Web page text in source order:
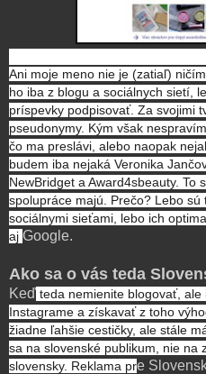
Ani moje meno nie je (zatiaľ)
ho iba z blogu a sociálnych sietí,
príspevky podpisovať. Za svojimi
pseudonymy. Kým však
čo ma preslávi, alebo naopak
budem iba nejaká Veronika
NewBridget a Award4sbeauty. To
spolupráce majú. Prečo? Lebo
sociálnymi sieťami, lebo ich
aj Google.
Ako sa o vás teda
Keď teda nemienite blogovať,
Instagrame a získavať z toho
žiadne ľahšie cestičky, ale stále
sa na slovenské publikum, nie na
slovensky. Reklama pre